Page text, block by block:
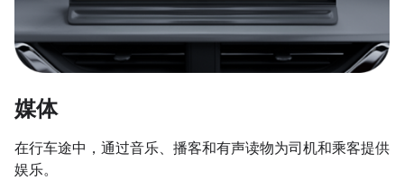
媒体
在行车途中，通过音乐、播客和有声读物为司机和乘客提供
娱乐。